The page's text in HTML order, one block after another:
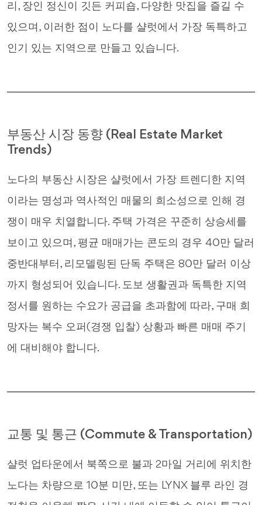
리, 장인 정신이 깃든 커피숍, 다양한 맛집을 즐길 수
있으며, 이러한 점이 노다를 샬럿에서 가장 독특하고
인기 있는 지역으로 만들고 있습니다.
부동산 시장 동향 (Real Estate Market
Trends)
노다의 부동산 시장은 샬럿에서 가장 트렌디한 지역
이라는 명성과 역사적인 매물의 희소성으로 인해 경
쟁이 매우 치열합니다. 주택 가격은 꾸준히 상승세를
보이고 있으며, 평균 매매가는 콘도의 경우 40만 달러
중반대부터, 리모델링된 단독 주택은 80만 달러 이상
까지 형성되어 있습니다. 도보 생활권과 독특한 지역
정서를 원하는 수요가 공급을 초과함에 따라, 구매 희
망자는 복수 오퍼(경쟁 입찰) 상황과 빠른 매매 주기
에 대비해야 합니다.
교통 및 통근 (Commute & Transportation)
샬럿 업타운에서 북쪽으로 불과 2마일 거리에 위치한
노다는 차량으로 10분 미만, 또는 LYNX 블루 라인 경